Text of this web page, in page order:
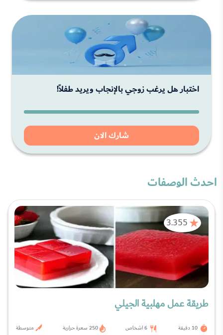
اختبار هل يرغب زوجي بالإنجاب ويريد طفلاً!
شارك الان
احدث الوصفات
3.355
طريقة عمل مهلبية الجيلي
10 دقيقة 6 اشخاص 250 سعرة حرارية متوسطة